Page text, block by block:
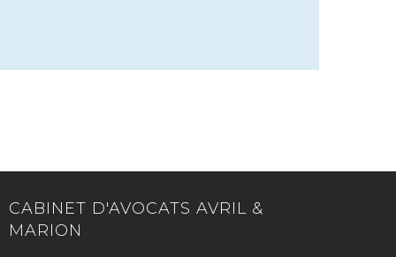
CABINET D'AVOCATS AVRIL &
MARION